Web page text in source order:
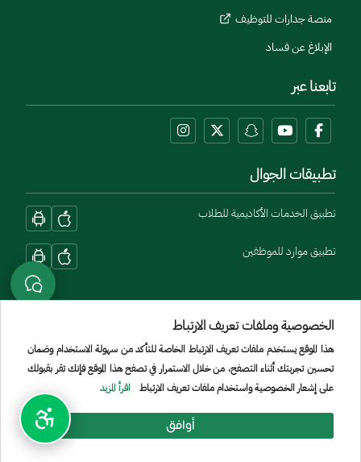
منصة جدارات للتوظيف
الإبلاغ عن فساد
تابعنا عبر
تطبيقات الجوال
تطبيق الخدمات الأكاديمية للطلاب
تطبيق موارد للموظفين
Menu Copyright
الشروط والأحكام سياسة الخصوصيةالموقع الجغرافيخريطة الموقع
جميع الحقوق محفوظة لجامعة الأمير سطام بن عبد العزيز © 2026
تم تطويره وصيانته بواسطة [الإدارة العامة لتقنية المعلومات]
الخصوصية وملفات تعريف الارتباط
هذا الموقع يستخدم ملفات تعريف الارتباط الخاصة للتأكد من سهولة الاستخدام وضمان
تحسين تجربتك أثناء التصفح، من خلال الاستمرار في تصفح هذا الموقع فإنك تقر بقبولك
على إشعار الخصوصية واستخدام ملفات تعريف الارتباط
اقرأ المزيد
أوافق